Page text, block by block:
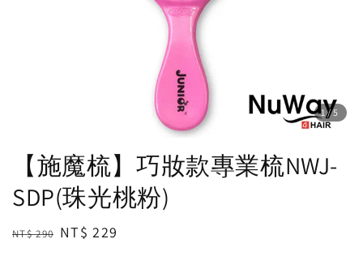
1/5
【施魔梳】巧妝款專業梳NWJ-
SDP(珠光桃粉)
Regular
NT$ 290 Sale
NT$ 229